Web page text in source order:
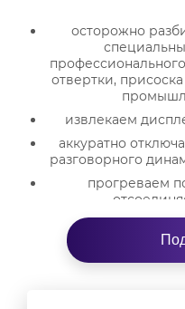
осторожно
отвертки,
извлекаем
аккуратно
разговорного
прогреваем
устанавливаем
подключение